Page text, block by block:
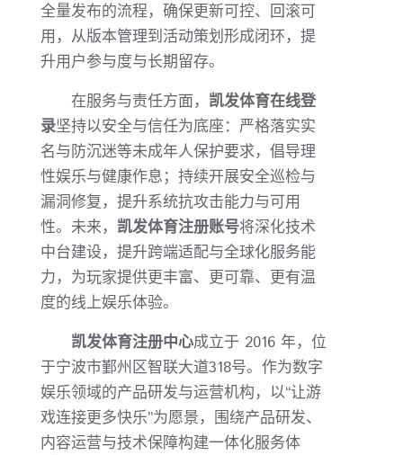
全量发布的流程，确保更新可控、回滚可
用，从版本管理到活动策划形成闭环，提
升用户参与度与长期留存。
在服务与责任方面， 凯发体育在线登
录坚持以安全与信任为底座：严格落实实
名与防沉迷等未成年人保护要求，倡导理
性娱乐与健康作息；持续开展安全巡检与
漏洞修复，提升系统抗攻击能力与可用
性。未来， 凯发体育注册账号将深化技术
中台建设，提升跨端适配与全球化服务能
力，为玩家提供更丰富、更可靠、更有温
度的线上娱乐体验。
凯发体育注册中心成立于 2016 年，位
于宁波市鄞州区智联大道318号。作为数字
娱乐领域的产品研发与运营机构，以“让游
戏连接更多快乐”为愿景，围绕产品研发、
内容运营与技术保障构建一体化服务体